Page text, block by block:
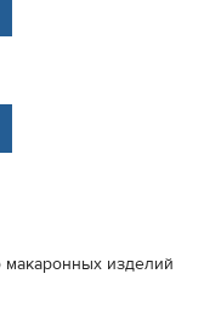
макаронных изделий